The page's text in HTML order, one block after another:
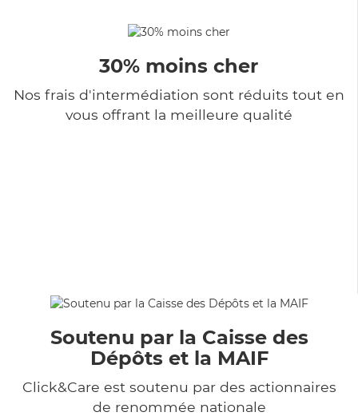
30% moins cher
Nos frais d'intermédiation sont réduits tout en
vous offrant la meilleure qualité
Soutenu par la Caisse des
Dépôts et la MAIF
Click&Care est soutenu par des actionnaires
de renommée nationale